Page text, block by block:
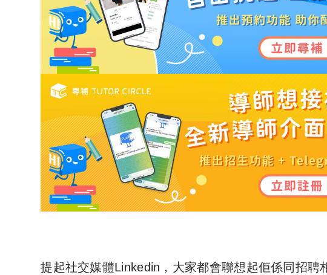
提起社交媒體Linkedin，大家都會聯想起佢係同招聘